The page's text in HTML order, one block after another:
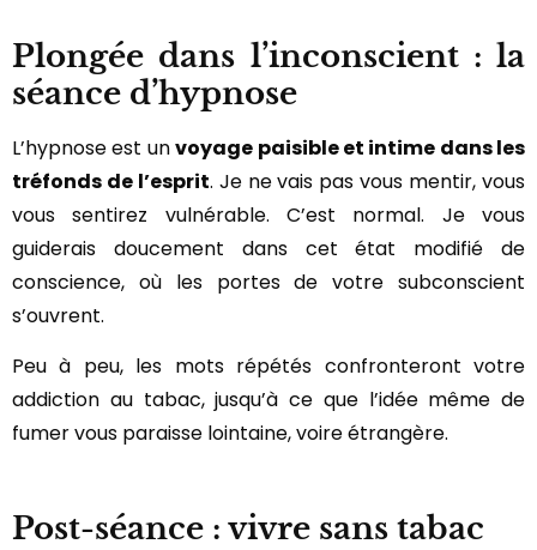
Plongée dans l’inconscient : la
séance d’hypnose
L’hypnose est unvoyage paisible et intime dans les
tréfonds de l’esprit. Je ne vais pas vous mentir, vous
vous sentirez vulnérable. C’est normal. Je vous
guiderais doucement dans cet état modifié de
conscience, où les portes de votre subconscient
s’ouvrent.
Peu à peu, les mots répétés confronteront votre
addiction au tabac, jusqu’à ce que l’idée même de
fumer vous paraisse lointaine, voire étrangère.
Post-séance : vivre sans tabac